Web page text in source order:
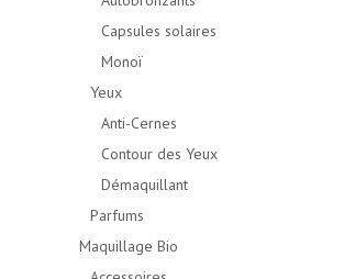
Capsules solaires
Monoï
Yeux
Anti-Cernes
Contour des Yeux
Démaquillant
Parfums
Maquillage Bio